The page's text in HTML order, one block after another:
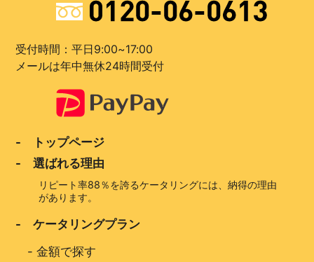
受付時間：平日9:00~17:00
メールは年中無休24時間受付
- トップページ
- 選ばれる理由
リピート率88％を誇るケータリングには、納得の理由
があります。
- ケータリングプラン
-金額で探す